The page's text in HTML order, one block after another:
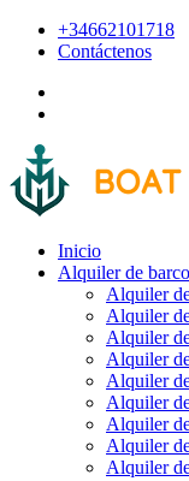
+34662101718
Contáctenos
Inicio
Alquiler de
Alquiler
Alquiler
Alquiler
Alquiler
Alquiler
Alquiler
Alquiler
Alquiler
Alquiler